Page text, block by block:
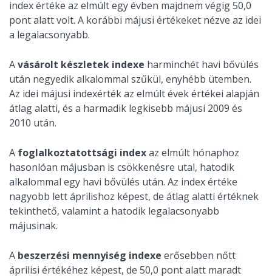
index értéke az elmúlt egy évben majdnem végig 50,0
pont alatt volt. A korábbi májusi értékeket nézve az idei
a legalacsonyabb.
Avásárolt készletek indexe harminchét havi bővülés
után negyedik alkalommal szűkül, enyhébb ütemben.
Az idei májusi indexérték az elmúlt évek értékei alapján
átlag alatti, és a harmadik legkisebb májusi 2009 és
2010 után.
A foglalkoztatottsági indexaz elmúlt hónaphoz
hasonlóan májusban is csökkenésre utal, hatodik
alkalommal egy havi bővülés után. Az index értéke
nagyobb lett áprilishoz képest, de átlag alatti értéknek
tekinthető, valamint a hatodik legalacsonyabb
májusinak.
A beszerzési mennyiség indexe erősebben nőtt
áprilisi értékéhez képest, de 50,0 pont alatt maradt